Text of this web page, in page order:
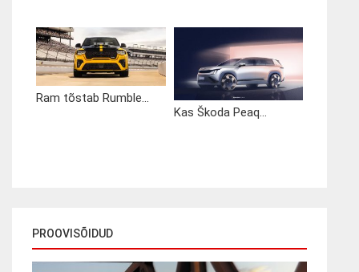
Ram tõstab Rumble...
Kas Škoda Peaq...
PROOVISÕIDUD